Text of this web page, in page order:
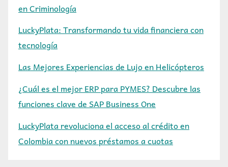
en Criminología
LuckyPlata: Transformando tu vida financiera con
tecnología
Las Mejores Experiencias de Lujo en Helicópteros
¿Cuál es el mejor ERP para PYMES? Descubre las
funciones clave de SAP Business One
LuckyPlata revoluciona el acceso al crédito en
Colombia con nuevos préstamos a cuotas